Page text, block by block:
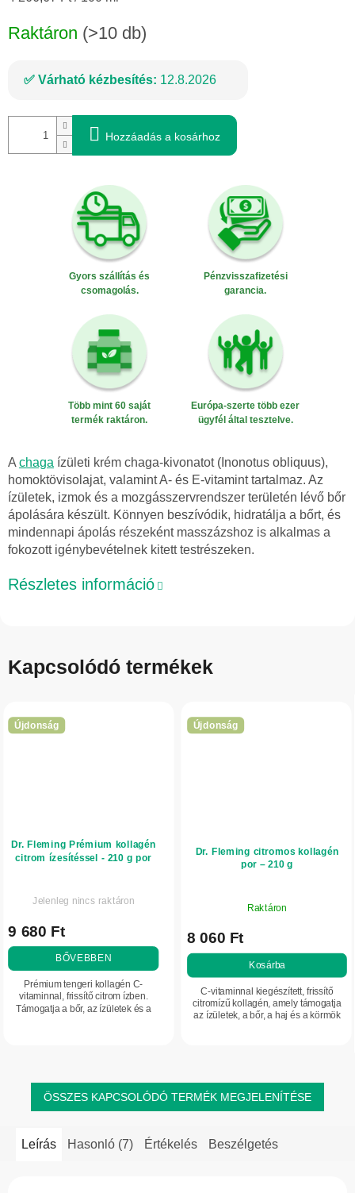
Raktáron (>10 db)
Várható kézbesítés: 12.8.2026
Hozzáadás a kosárhoz
Gyors szállítás és
csomagolás.
Pénzvisszafizetési
garancia.
Több mint 60 saját
termék raktáron.
Európa-szerte több ezer
ügyfél által tesztelve.
A chaga ízületi krém chaga-kivonatot (Inonotus obliquus),
homoktövisolajat, valamint A- és E-vitamint tartalmaz. Az
ízületek, izmok és a mozgásszervrendszer területén lévő bőr
ápolására készült. Könnyen beszívódik, hidratálja a bőrt, és
mindennapi ápolás részeként masszázshoz is alkalmas a
fokozott igénybevételnek kitett testrészeken.
Részletes információ
Kapcsolódó termékek
Újdonság
Dr. Fleming Prémium kollagén
citrom ízesítéssel - 210 g por
Jelenleg nincs raktáron
9 680 Ft
BŐVEBBEN
Prémium tengeri kollagén C-
vitaminnal, frissítő citrom ízben.
Támogatja a bőr, az ízületek és a
Újdonság
Dr. Fleming citromos kollagén
por – 210 g
Raktáron
8 060 Ft
Kosárba
C-vitaminnal kiegészített, frissítő
citromízű kollagén, amely támogatja
az ízületek, a bőr, a haj és a körmök
ÖSSZES KAPCSOLÓDÓ TERMÉK MEGJELENÍTÉSE
Leírás Hasonló (7) Értékelés Beszélgetés